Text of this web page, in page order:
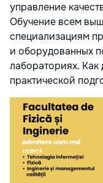
управление
Обучение всем
специализациям
и оборудованных
лабораториях. Как
практической